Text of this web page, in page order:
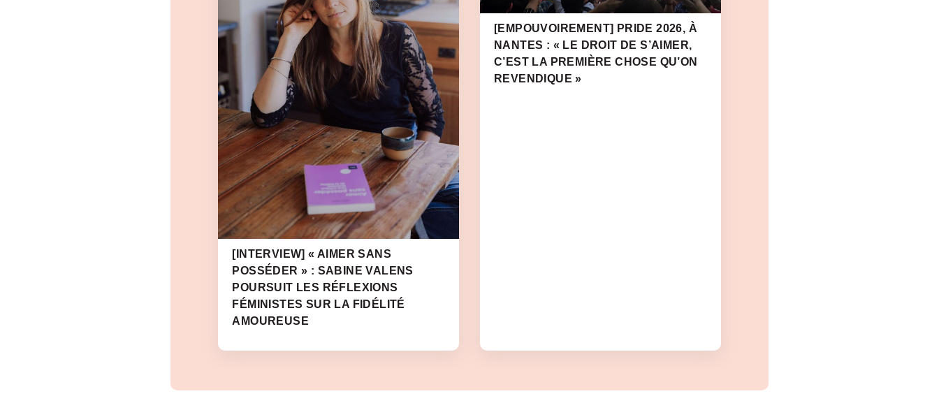
[INTERVIEW] « AIMER SANS
POSSÉDER » : SABINE VALENS
POURSUIT LES RÉFLEXIONS
FÉMINISTES SUR LA FIDÉLITÉ
AMOUREUSE
[EMPOUVOIREMENT] PRIDE 2026, À
NANTES : « LE DROIT DE S’AIMER,
C’EST LA PREMIÈRE CHOSE QU’ON
REVENDIQUE »